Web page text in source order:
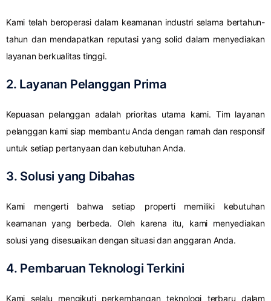
Kami telah beroperasi dalam keamanan industri selama bertahun-
tahun dan mendapatkan reputasi yang solid dalam menyediakan
layanan berkualitas tinggi.
2. Layanan Pelanggan Prima
Kepuasan pelanggan adalah prioritas utama kami. Tim layanan
pelanggan kami siap membantu Anda dengan ramah dan responsif
untuk setiap pertanyaan dan kebutuhan Anda.
3. Solusi yang Dibahas
Kami mengerti bahwa setiap properti memiliki kebutuhan
keamanan yang berbeda. Oleh karena itu, kami menyediakan
solusi yang disesuaikan dengan situasi dan anggaran Anda.
4. Pembaruan Teknologi Terkini
Kami selalu mengikuti perkembangan teknologi terbaru dalam